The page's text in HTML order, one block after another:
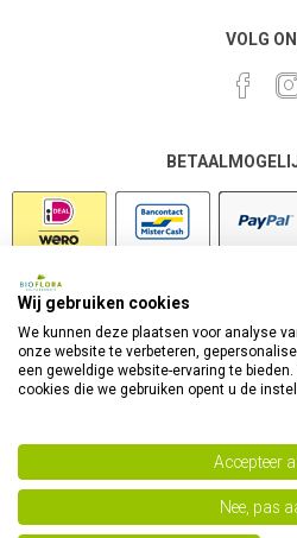
VOLG
Powered by
Wij gebruiken cookies
We kunnen deze plaatsen voor analyse
onze website te verbeteren,
een geweldige website-ervaring te
cookies die we gebruiken opent u de
Accepteer
Nee, pas